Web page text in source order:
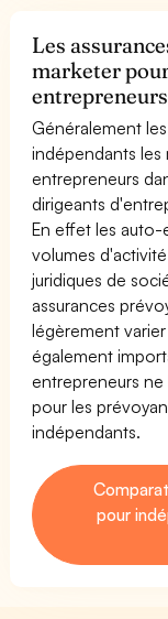
Les
marketer
entrepreneurs
Généralement
indépendants
entrepreneurs
dirigeants
En effet les
volumes
juridiques de
assurances
légèrement
également
entrepreneurs
pour les
indépendants.
pour